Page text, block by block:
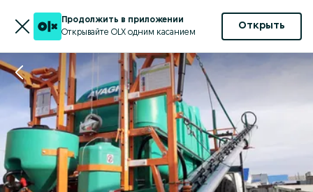
Продолжить в приложении
Открывайте OLX одним касанием
Открыть